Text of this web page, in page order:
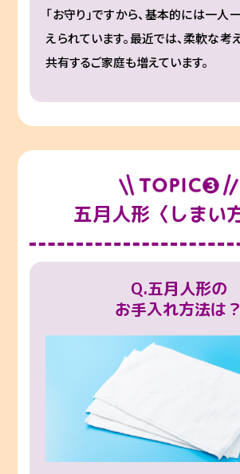
「お守り」ですから、基本的には一人
えられています。最近では、柔軟な考
共有するご家庭も増えています。
五月人形〈しまい
Q.五月人形の
お手入れ方法は？